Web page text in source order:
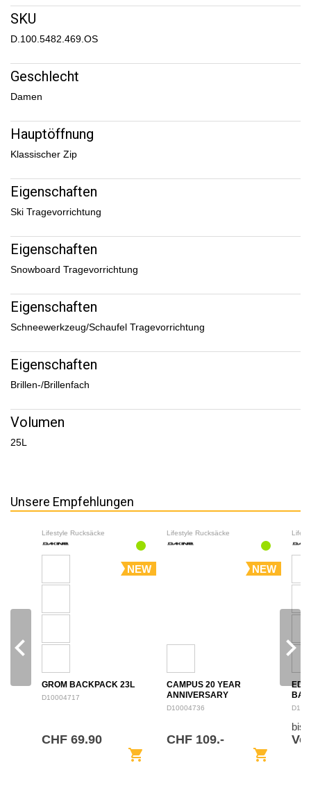
SKU
D.100.5482.469.OS
Geschlecht
Damen
Hauptöffnung
Klassischer Zip
Eigenschaften
Ski Tragevorrichtung
Eigenschaften
Snowboard Tragevorrichtung
Eigenschaften
Schneewerkzeug/Schaufel Tragevorrichtung
Eigenschaften
Brillen-/Brillenfach
Volumen
25L
Unsere Empfehlungen
Lifestyle Rucksäcke
NEW
GROM BACKPACK 23L
D10004717
CHF 69.90
shopping_cart
Lifestyle Rucksäcke
NEW
CAMPUS 20 YEAR
ANNIVERSARY
BACKPACK 28L
D10004736
CHF 109.-
shopping_cart
bis
navigate_before navigate_next